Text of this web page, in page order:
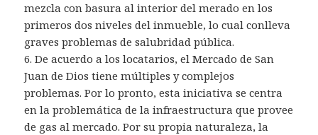
mezcla con basura al interior del merado en los
primeros dos niveles del inmueble, lo cual conlleva
graves problemas de salubridad pública.
6. De acuerdo a los locatarios, el Mercado de San
Juan de Dios tiene múltiples y complejos
problemas. Por lo pronto, esta iniciativa se centra
en la problemática de la infraestructura que provee
de gas al mercado. Por su propia naturaleza, la